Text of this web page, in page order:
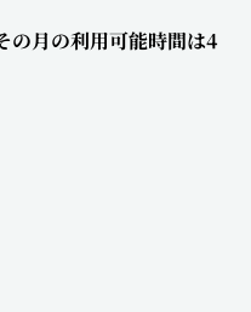
の月の利用可能時間は4